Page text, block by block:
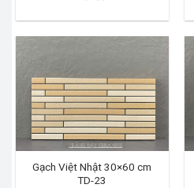
Gạch Việt Nhật 30×60 cm
TD-23